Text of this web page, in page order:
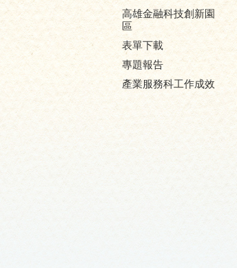
高雄金融科技創新園
區
表單下載
專題報告
產業服務科工作成效